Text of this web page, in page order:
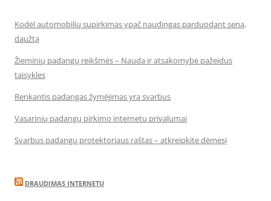
Kodėl automobilių supirkimas ypač naudingas parduodant seną,
daužtą
Žieminių padangų reikšmės – Nauda ir atsakomybė pažeidus
taisykles
Renkantis padangas žymėjimas yra svarbus
Vasarinių padangų pirkimo internetu privalumai
Svarbus padangų protektoriaus raštas – atkreipkite dėmesį
DRAUDIMAS INTERNETU